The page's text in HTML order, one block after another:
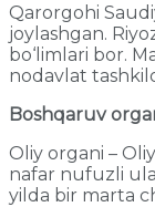
Qarorgohi
joylashgan.
bo‘limlari bor.
nodavlat
Boshqaruv
Oliy organi –
nafar nufuzli
yilda bir marta